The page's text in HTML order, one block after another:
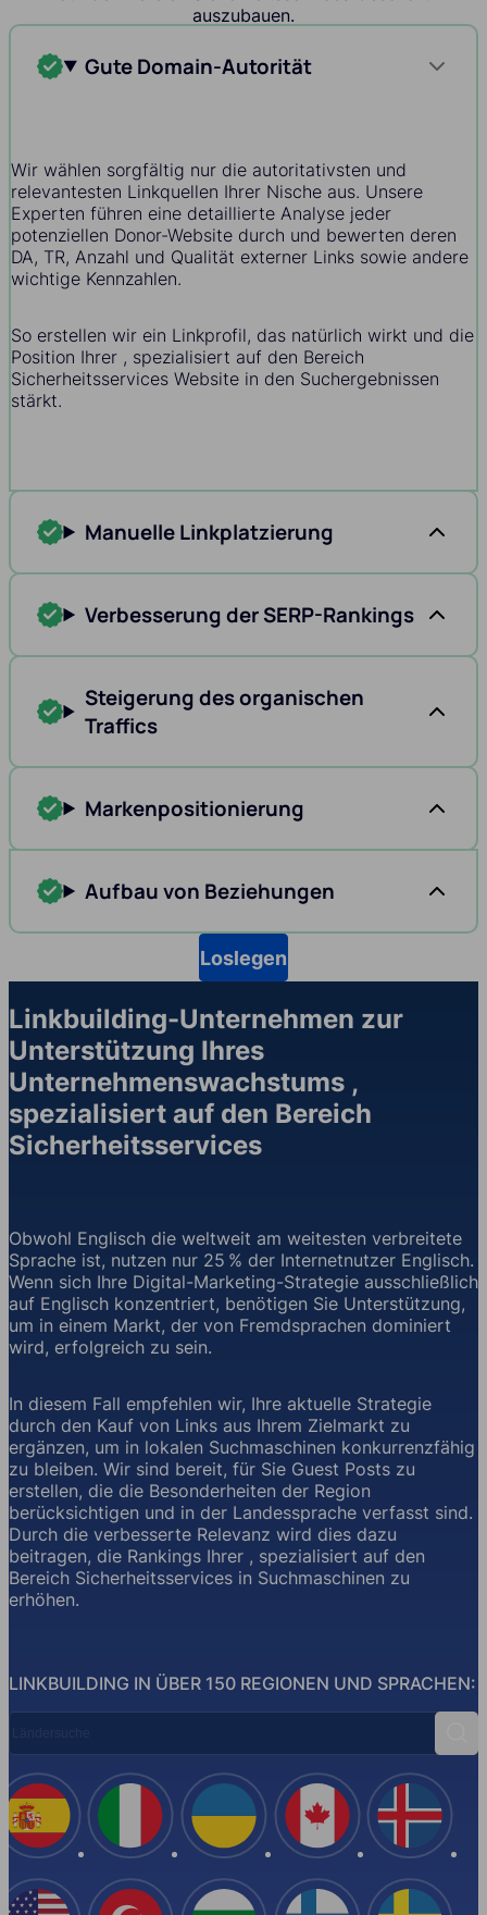
auszubauen.
Gute Domain-Autorität
Wir wählen sorgfältig nur die autoritativsten und
relevantesten Linkquellen Ihrer Nische aus. Unsere
Experten führen eine detaillierte Analyse jeder
potenziellen Donor-Website durch und bewerten deren
DA, TR, Anzahl und Qualität externer Links sowie andere
wichtige Kennzahlen.
So erstellen wir ein Linkprofil, das natürlich wirkt und die
Position Ihrer , spezialisiert auf den Bereich
Sicherheitsservices Website in den Suchergebnissen
stärkt.
Manuelle Linkplatzierung
Verbesserung der SERP-Rankings
Steigerung des organischen
Traffics
Markenpositionierung
Aufbau von Beziehungen
Loslegen
Linkbuilding-Unternehmen zur
Unterstützung Ihres
Unternehmenswachstums ,
spezialisiert auf den Bereich
Sicherheitsservices
LINKBUILDING IN ÜBER 150 REGIONEN UND SPRACHEN:
Obwohl Englisch die weltweit am weitesten verbreitete
Sprache ist, nutzen nur 25 % der Internetnutzer Englisch.
Wenn sich Ihre Digital-Marketing-Strategie ausschließlich
auf Englisch konzentriert, benötigen Sie Unterstützung,
um in einem Markt, der von Fremdsprachen dominiert
wird, erfolgreich zu sein.
In diesem Fall empfehlen wir, Ihre aktuelle Strategie
durch den Kauf von Links aus Ihrem Zielmarkt zu
ergänzen, um in lokalen Suchmaschinen konkurrenzfähig
zu bleiben. Wir sind bereit, für Sie Guest Posts zu
erstellen, die die Besonderheiten der Region
berücksichtigen und in der Landessprache verfasst sind.
Durch die verbesserte Relevanz wird dies dazu
beitragen, die Rankings Ihrer , spezialisiert auf den
Bereich Sicherheitsservices in Suchmaschinen zu
erhöhen.
Spanien Italien Ukraine Kanada Island